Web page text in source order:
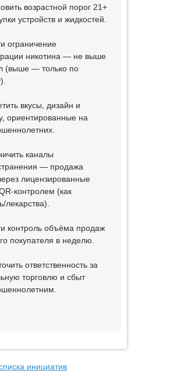
возрастной порог 21+
устройств и жидкостей.
ограничение
никотина — не выше
(выше — только по
вкусы, дизайн и
ориентированные на
каналы
— продажа
лицензированные
контролем (как
лекарства).
контроль объёма продаж
покупателя в неделю.
ответственность за
торговлю и сбыт
инициатив